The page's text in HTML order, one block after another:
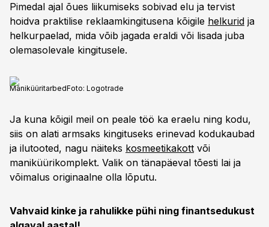
Pimedal ajal õues liikumiseks sobivad elu ja tervist
hoidva praktilise reklaamkingitusena kõigile helkurid ja
helkurpaelad, mida võib jagada eraldi või lisada juba
olemasolevale kingitusele.
ManiküüritarbedFoto: Logotrade
Ja kuna kõigil meil on peale töö ka eraelu ning kodu,
siis on alati armsaks kingituseks erinevad kodukaubad
ja ilutooted, nagu näiteks kosmeetikakott või
maniküürikomplekt. Valik on tänapäeval tõesti lai ja
võimalus originaalne olla lõputu.
Vahvaid kinke ja rahulikke pühi ning finantsedukust